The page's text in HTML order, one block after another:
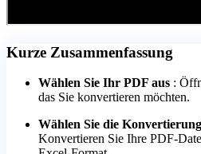
Kurze Zusammenfassung
Wählen Sie Ihr PDF aus :
das Sie konvertieren möchten.
Wählen Sie die
Konvertieren Sie Ihre PDF-